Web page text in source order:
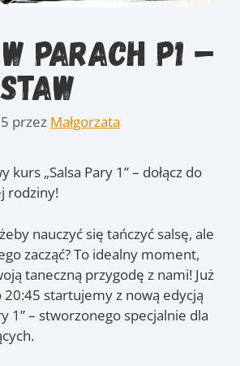
parach P1 –
przez Małgorzata
kurs „Salsa Pary 1” – dołącz do
rodziny!
nauczyć się tańczyć salsę, ale
zacząć? To idealny moment,
taneczną przygodę z nami! Już
20:45 startujemy z nową edycją
1” – stworzonego specjalnie dla